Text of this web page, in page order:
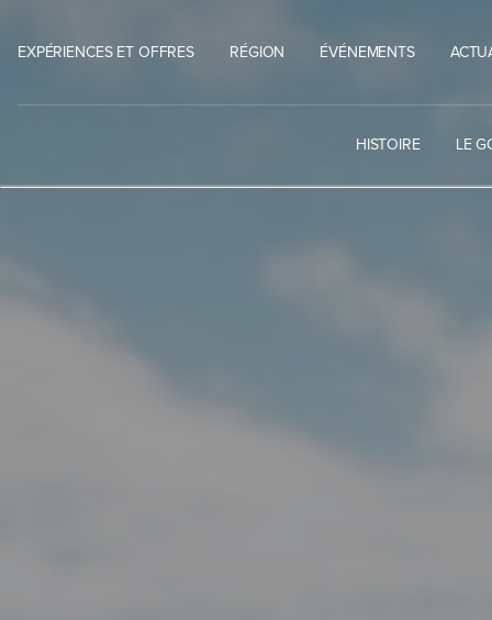
content
EXPÉRIENCES ET OFFRES RÉGION ÉVÉNEMENTS
HISTOIRE LE